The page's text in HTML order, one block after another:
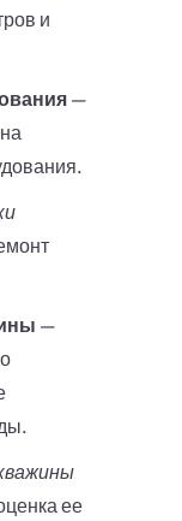
и
—
—
ее